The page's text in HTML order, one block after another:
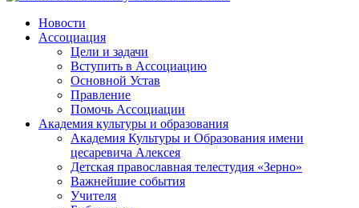
Новости
Ассоциация
Цели и задачи
Вступить в Ассоциацию
Основной Устав
Правление
Помочь Ассоциации
Академия культуры и образования
Академия Культуры и Образования имени
цесаревича Алексея
Детская православная телестудия «Зерно»
Важнейшие события
Учителя